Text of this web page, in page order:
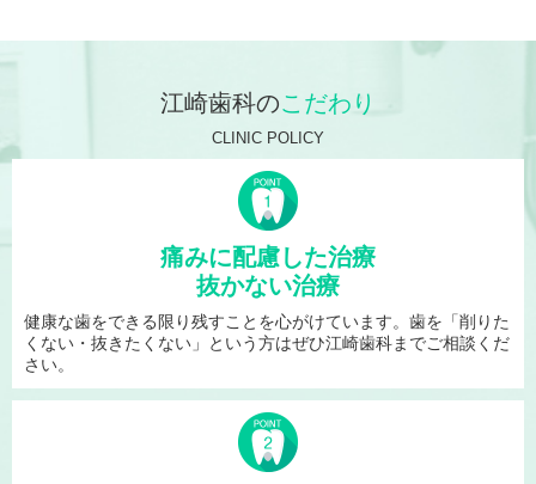
江崎歯科のこだわり
CLINIC POLICY
痛みに配慮した治療
抜かない治療
健康な歯をできる限り残すことを心がけています。歯を「削りた
くない・抜きたくない」という方はぜひ江崎歯科までご相談くだ
さい。